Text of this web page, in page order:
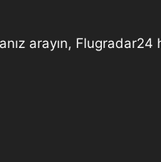
arayın, Flugradar24